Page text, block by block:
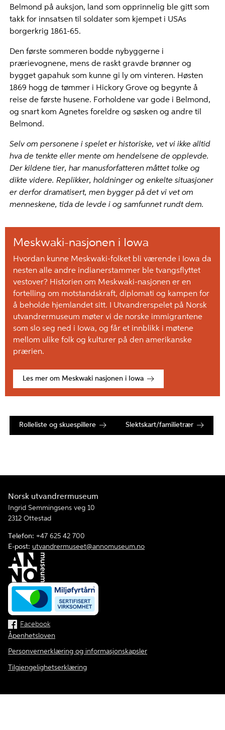
Belmond på auksjon, land som opprinnelig ble gitt som
takk for innsatsen til soldater som kjempet i USAs
borgerkrig 1861-65.
Den første sommeren bodde nybyggerne i
prærievognene, mens de raskt gravde brønner og
bygget gapahuk som kunne gi ly om vinteren. Høsten
1869 hogg de tømmer i Hickory Grove og begynte å
reise de første husene. Forholdene var gode i Belmond,
og snart kom Agnetes foreldre og søsken og andre til
Belmond.
Selv om personene i spelet er historiske, vet vi ikke alltid
hva de tenkte eller mente om hendelsene de opplevde.
Der kildene tier, har manusforfatteren måttet tolke og
dikte videre. Replikker, holdninger og enkelte situasjoner
er derfor dramatisert, men bygger på det vi vet om
menneskene, tida de levde i og samfunnet rundt dem.
Meskwaki-nasjonen i Iowa
Hvordan kunne Meskwaki-folket bli værende i Iowa da
nesten alle andre indianerstammer ble tvangsflyttet
vestover? Historien om Meskwaki-nasjonen er en
fortelling om motstandskraft, diplomati og kampen for
å beholde hjemlandet sitt. I Utvandrerspelet på Norsk
utvandrermuseum møter vi de norske immigrantene
som slo seg ned i Iowa, og får et innblikk i møtene
mellom ulike folk og kulturer på den amerikanske
prærien.
Les mer om Meskwaki nasjonen i Iowa
Rolleliste og skuespillere Slektskart/familietrær
Norsk utvandrermuseum
Ingrid Semmingsens veg 10
2312 Ottestad
Telefon: +47 625 42 700
E-post: utvandrermuseet@annomuseum.no
Facebook
Åpenhetsloven
Personvernerklæring og informasjonskapsler
Tilgjengelighetserklæring